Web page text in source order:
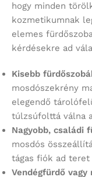
hogy minden
kozmetikumnak
elemes
kérdésekre ad
Kisebb
mosdószekrény
elegendő
túlzsúfolttá válna
Nagyobb, családi
mosdós
tágas fiók ad teret
Vendégfürdő